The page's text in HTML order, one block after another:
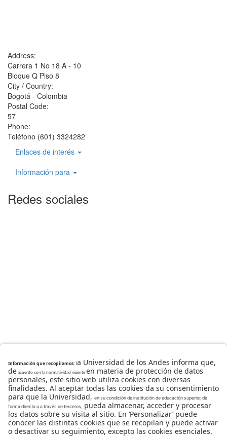
Address:
Carrera 1 No 18 A - 10
Bloque Q Piso 8
City / Country:
Bogotá - Colombia
Postal Code:
57
Phone:
Teléfono (601) 3324282
Enlaces de interés
Información para
Redes sociales